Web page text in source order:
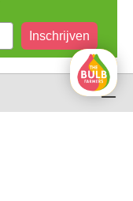
Inschrijven